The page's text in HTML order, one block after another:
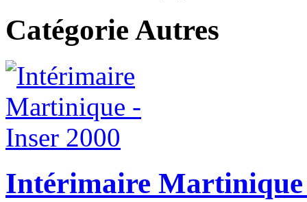
Catégorie Autres
Intérimaire Martinique